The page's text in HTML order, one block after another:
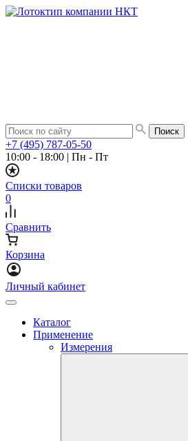
+7 (495) 787-05-50
10:00 - 18:00 | Пн - Пт
Списки товаров
0
Сравнить
Корзина
Личный кабинет
Каталог
Применение
Измерения